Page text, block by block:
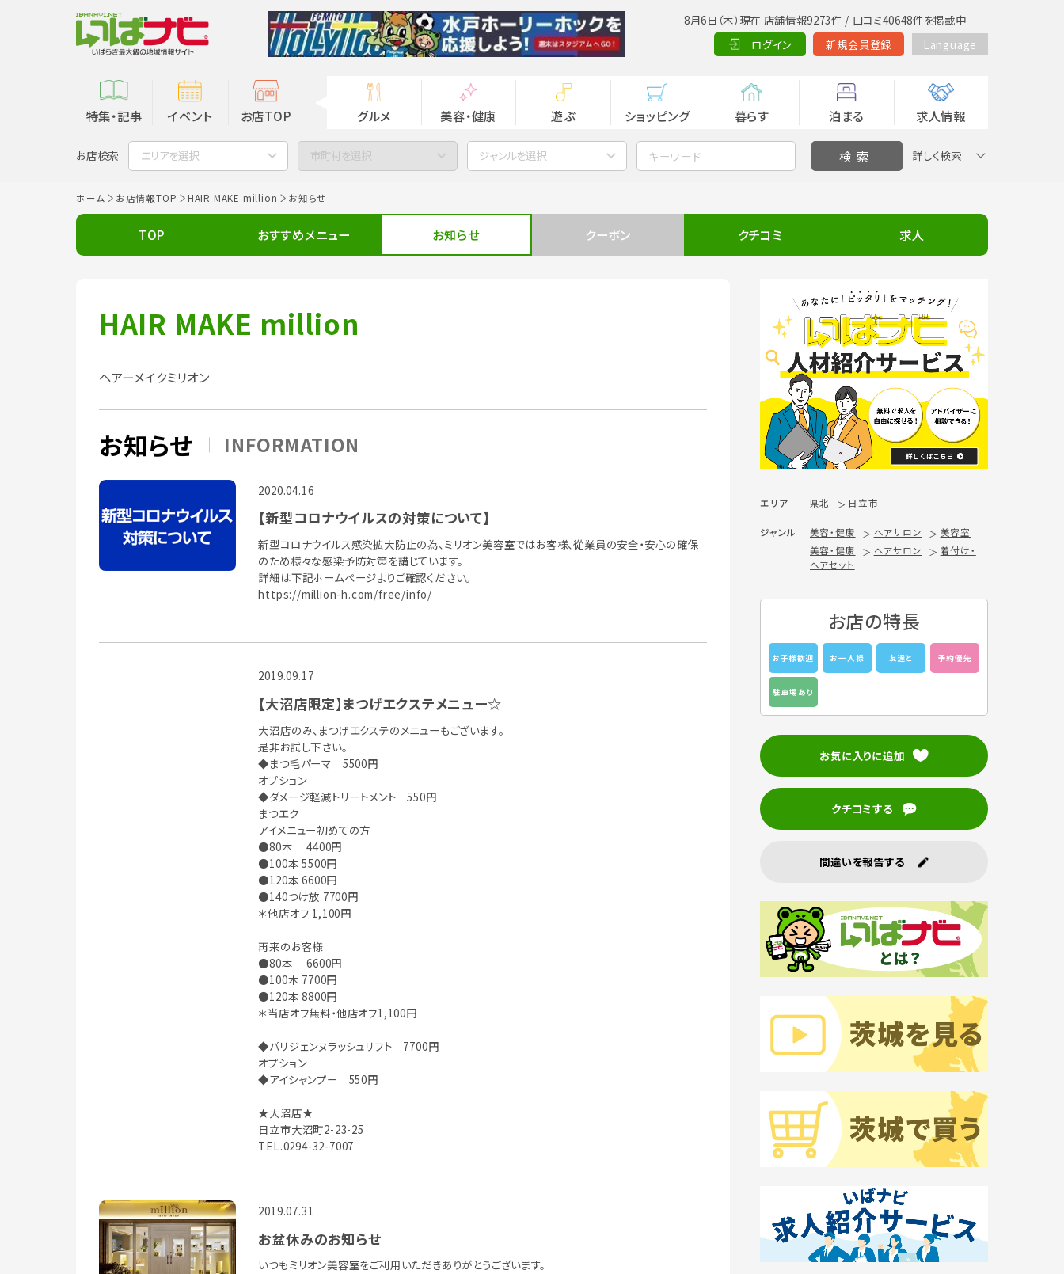
8月6日（木）現在 店舗情報9273件 / 口コミ40648件を掲載中
ログイン
新規会員登録 Language
特集・記事 イベント お店TOP グルメ 美容・健康 遊ぶ ショッピング 暮らす 泊まる 求人情報
お店検索 エリアを選択 市町村を選択 ジャンルを選択 詳しく検索
ホーム お店情報TOP HAIR MAKE million お知らせ
TOP おすすめメニュー お知らせ クーポン クチコミ 求人
HAIR MAKE million
ヘアーメイクミリオン
お知らせ INFORMATION
2020.04.16
【新型コロナウイルスの対策について】
新型コロナウイルス感染拡大防止の為、ミリオン美容室ではお客様、從業員の安全・安心の確保
のため様々な感染予防対策を講じています。
詳細は下記ホームページよりご確認ください。
https://million-h.com/free/info/
2019.09.17
【大沼店限定】まつげエクステメニュー☆
大沼店のみ、まつげエクステのメニューもございます。
是非お試し下さい。
◆まつ毛パーマ 5500円
オプション
◆ダメージ軽減トリートメント 550円
まつエク
アイメニュー初めての方
●80本 4400円
●100本 5500円
●120本 6600円
●140つけ放 7700円
＊他店オフ 1,100円
再来のお客様
●80本 6600円
●100本 7700円
●120本 8800円
＊当店オフ無料・他店オフ1,100円
◆パリジェンヌラッシュリフト 7700円
オプション
◆アイシャンプー 550円
★大沼店★
日立市大沼町2-23-25
TEL.0294-32-7007
2019.07.31
お盆休みのお知らせ
いつもミリオン美容室をご利用いただきありがとうございます。
エリア 県北 日立市
ジャンル 美容・健康 ヘアサロン
美容室
美容・健康
ヘアサロン
着付け・
ヘアセット
お店の特長
お子様歓迎 お一人様 友達と 予約優先
駐車場あり
お気に入りに追加
クチコミする
間違いを報告する